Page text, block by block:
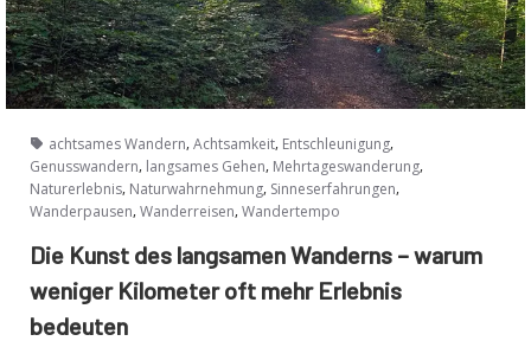
achtsames Wandern, Achtsamkeit, Entschleunigung,
Genusswandern, langsames Gehen, Mehrtageswanderung,
Naturerlebnis, Naturwahrnehmung, Sinneserfahrungen,
Wanderpausen, Wanderreisen, Wandertempo
Die Kunst des langsamen Wanderns – warum
weniger Kilometer oft mehr Erlebnis
bedeuten